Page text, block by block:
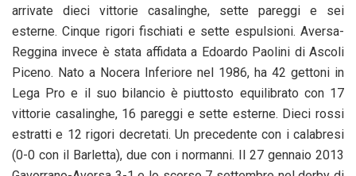
arrivate dieci vittorie casalinghe, sette pareggi e sei
esterne. Cinque rigori fischiati e sette espulsioni. Aversa-
Reggina invece è stata affidata a Edoardo Paolini di Ascoli
Piceno. Nato a Nocera Inferiore nel 1986, ha 42 gettoni in
Lega Pro e il suo bilancio è piuttosto equilibrato con 17
vittorie casalinghe, 16 pareggi e sette esterne. Dieci rossi
estratti e 12 rigori decretati. Un precedente con i calabresi
(0-0 con il Barletta), due con i normanni. Il 27 gennaio 2013